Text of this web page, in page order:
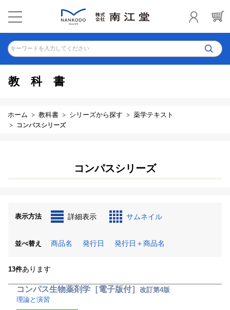
キーワードを入力してください
教科書
ホーム 教科書 シリーズから探す 薬学テキスト
コンパスシリーズ
コンパスシリーズ
表示方法 詳細表示 サムネイル
並べ替え 商品名 発行日 発行日＋商品名
13件あります
コンパス生物薬剤学［電子版付］改訂第4版
理論と演習